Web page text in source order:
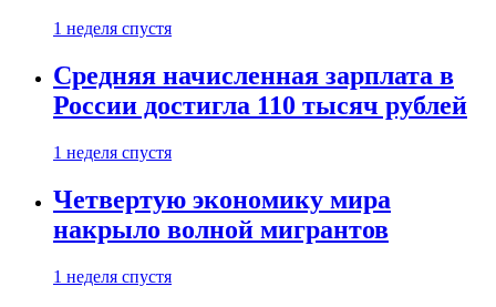
1 неделя спустя
Средняя начисленная зарплата в
России достигла 110 тысяч рублей
1 неделя спустя
Четвертую экономику мира
накрыло волной мигрантов
1 неделя спустя